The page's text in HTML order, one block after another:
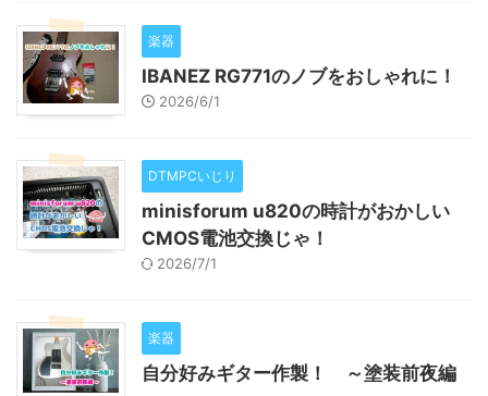
楽器
IBANEZ RG771のノブをおしゃれに！
2026/6/1
DTMPCいじり
minisforum u820の時計がおかしい
CMOS電池交換じゃ！
2026/7/1
楽器
自分好みギター作製！ ～塗装前夜編